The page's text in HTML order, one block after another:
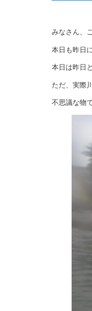
みなさん、
本日も昨日
本日は昨日
ただ、実際
不思議な物